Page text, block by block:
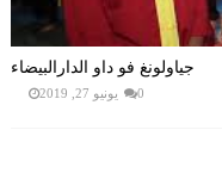
جياولونغ فو داو الدارالبيضاء
يونيو 27, 2019 0